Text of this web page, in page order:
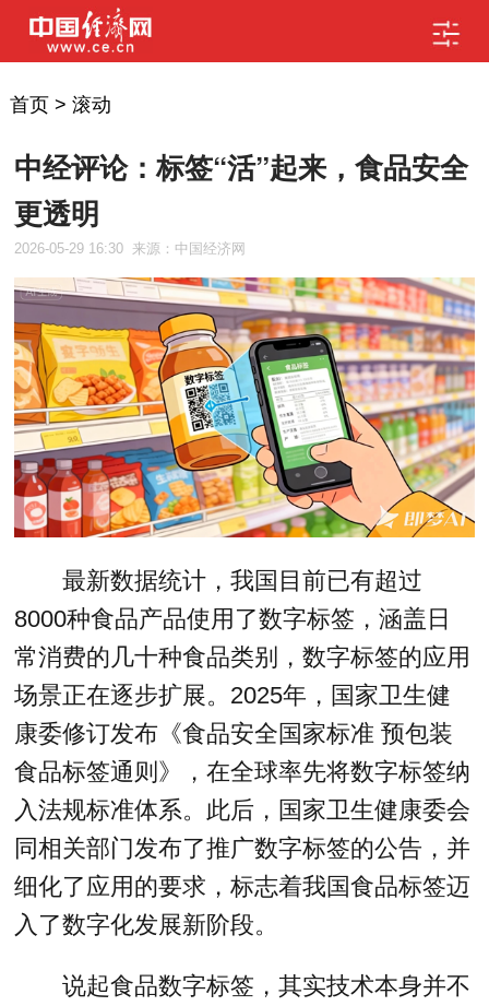
首页> 滚动
中经评论：标签“活”起来，食品安全
更透明
2026-05-29 16:30 来源：中国经济网
最新数据统计，我国目前已有超过
8000种食品产品使用了数字标签，涵盖日
常消费的几十种食品类别，数字标签的应用
场景正在逐步扩展。2025年，国家卫生健
康委修订发布《食品安全国家标准 预包装
食品标签通则》，在全球率先将数字标签纳
入法规标准体系。此后，国家卫生健康委会
同相关部门发布了推广数字标签的公告，并
细化了应用的要求，标志着我国食品标签迈
入了数字化发展新阶段。
说起食品数字标签，其实技术本身并不